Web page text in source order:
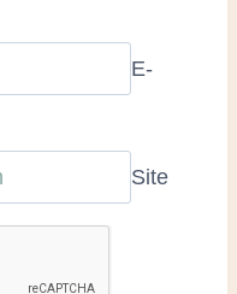
E-
Site